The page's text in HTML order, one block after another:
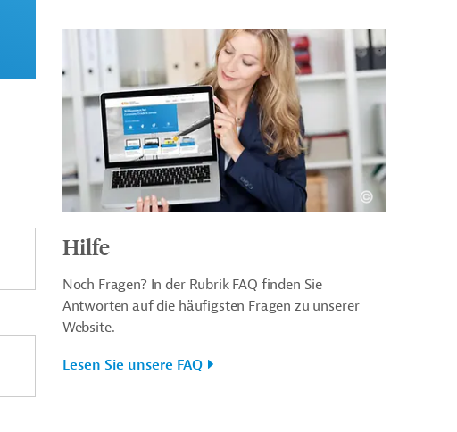
Hilfe
Noch Fragen? In der Rubrik FAQ finden Sie
Antworten auf die häufigsten Fragen zu unserer
Website.
Lesen Sie unsere FAQ